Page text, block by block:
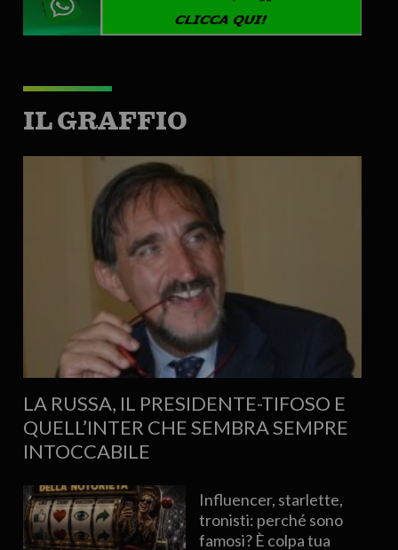
IL GRAFFIO
LA RUSSA, IL PRESIDENTE-TIFOSO E
QUELL’INTER CHE SEMBRA SEMPRE
INTOCCABILE
Influencer, starlette,
tronisti: perché sono
famosi? È colpa tua